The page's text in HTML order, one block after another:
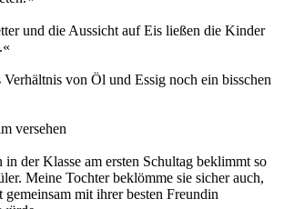
und die Aussicht auf Eis ließen die Kinder
Verhältnis von Öl und Essig noch ein bisschen
versehen
in der Klasse am ersten Schultag beklimmt so
Meine Tochter beklömme sie sicher auch,
gemeinsam mit ihrer besten Freundin